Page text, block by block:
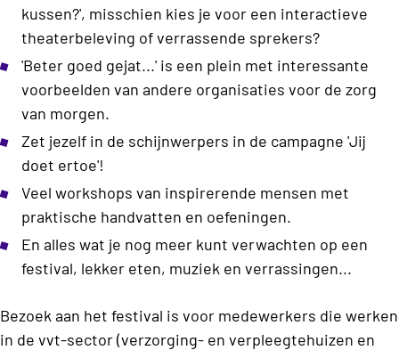
kussen?', misschien kies je voor een interactieve
theaterbeleving of verrassende sprekers?
'Beter goed gejat...' is een plein met interessante
voorbeelden van andere organisaties voor de zorg
van morgen.
Zet jezelf in de schijnwerpers in de campagne 'Jij
doet ertoe'!
Veel workshops van inspirerende mensen met
praktische handvatten en oefeningen.
En alles wat je nog meer kunt verwachten op een
festival, lekker eten, muziek en verrassingen...
Bezoek aan het festival is voor medewerkers die werken
in de vvt-sector (verzorging- en verpleegtehuizen en